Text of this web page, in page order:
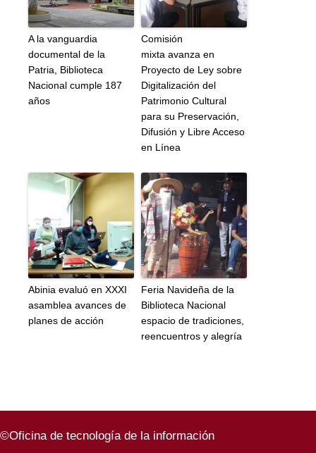
A la vanguardia
documental de la
Patria, Biblioteca
Nacional cumple 187
años
Comisión
mixta avanza en
Proyecto de Ley sobre
Digitalización del
Patrimonio Cultural
para su Preservación,
Difusión y Libre Acceso
en Línea
Abinia evaluó en XXXI
asamblea avances de
planes de acción
Feria Navideña de la
Biblioteca Nacional
espacio de tradiciones,
reencuentros y alegría
©Oficina de tecnología de la información